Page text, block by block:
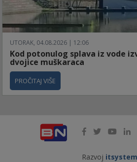
UTORAK, 04.08.2026 | 12:06
Kod potonulog splava iz vode
dvojice muškaraca
PROČITAJ VIŠE
Razvoj itsystem